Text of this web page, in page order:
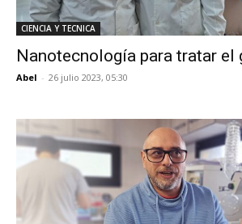
CIENCIA Y TECNICA
Nanotecnología para tratar el
Abel - 26 julio 2023, 05:30